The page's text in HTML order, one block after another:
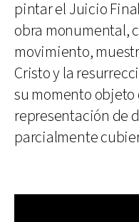
pintar el Juicio
obra monumental,
movimiento,
Cristo y la
su momento objeto
representación de
parcialmente